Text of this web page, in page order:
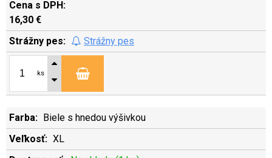
16,30 €
Strážny pes
ks
Biele s hnedou výšivkou
XL